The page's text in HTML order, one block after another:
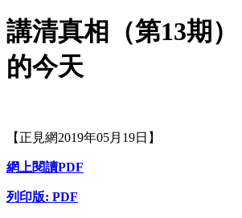
講清真相（第13期
的今天
【正見網2019年05月19日】
網上閱讀PDF
列印版: PDF